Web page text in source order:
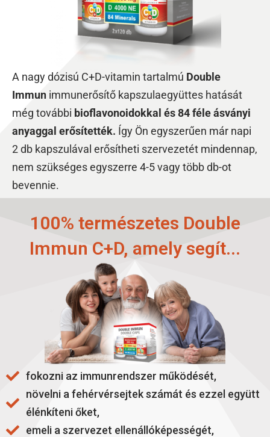
A nagy dózisú C+D-vitamin tartalmú Double
Immun immunerősítő kapszulaegyüttes hatását
még további bioflavonoidokkal és 84 féle ásványi
anyaggal erősítették. Így Ön egyszerűen már napi
2 db kapszulával erősítheti szervezetét mindennap,
nem szükséges egyszerre 4-5 vagy több db-ot
bevennie.
100% természetes Double
Immun C+D, amely segít...
fokozni az immunrendszer működését,
növelni a fehérvérsejtek számát és ezzel együtt
élénkíteni őket,
emeli a szervezet ellenállóképességét,